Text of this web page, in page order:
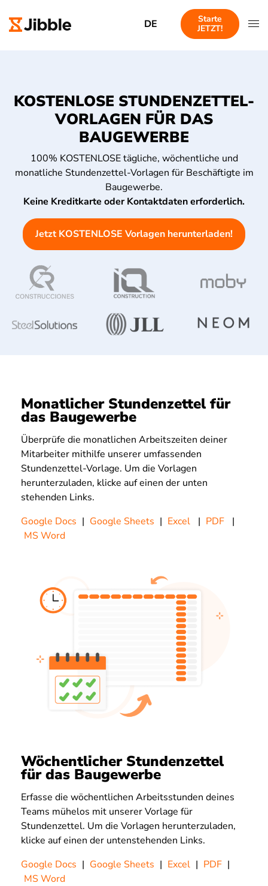
DE
Starte
JETZT!
KOSTENLOSE STUNDENZETTEL-
VORLAGEN FÜR DAS
BAUGEWERBE
100% KOSTENLOSE tägliche, wöchentliche und
monatliche Stundenzettel-Vorlagen für Beschäftigte im
Baugewerbe.
Keine Kreditkarte oder Kontaktdaten erforderlich.
Jetzt KOSTENLOSE Vorlagen herunterladen!
Monatlicher Stundenzettel für
das Baugewerbe
Überprüfe die monatlichen Arbeitszeiten deiner
Mitarbeiter mithilfe unserer umfassenden
Stundenzettel-Vorlage. Um die Vorlagen
herunterzuladen, klicke auf einen der unten
stehenden Links.
Google Docs | Google Sheets | Excel | PDF
|
MS Word
Wöchentlicher Stundenzettel
für das Baugewerbe
Erfasse die wöchentlichen Arbeitsstunden deines
Teams mühelos mit unserer Vorlage für
Stundenzettel. Um die Vorlagen herunterzuladen,
klicke auf einen der untenstehenden Links.
Google Docs | Google Sheets | Excel | PDF |
MS Word